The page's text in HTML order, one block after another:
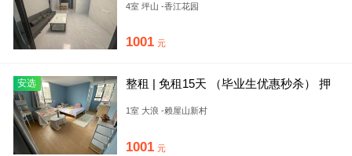
4室 坪山 -香江花园
1001 元
安选
整租 | 免租15天 （毕业生优惠秒杀） 押
1室 大浪 -赖屋山新村
1001 元